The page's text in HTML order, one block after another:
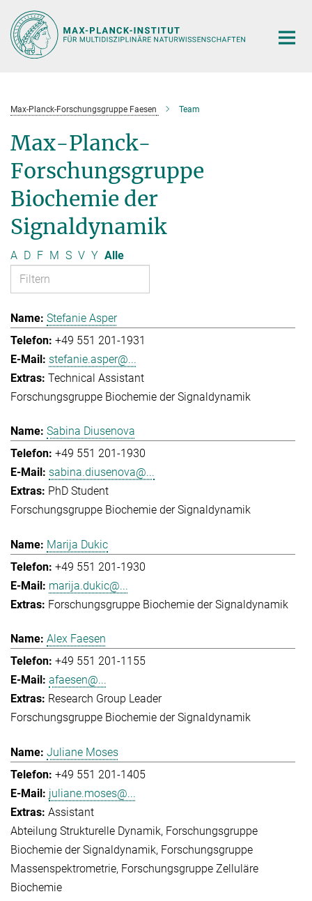
Hauptinhalt
Max-Planck-Forschungsgruppe Faesen Team
Max-Planck-
Forschungsgruppe
Biochemie der
Signaldynamik
A D F M S V Y Alle
Stefanie Asper
+49 551 201-1931
stefanie.asper@...
Technical Assistant
Forschungsgruppe Biochemie der Signaldynamik
Sabina Diusenova
+49 551 201-1930
sabina.diusenova@...
PhD Student
Forschungsgruppe Biochemie der Signaldynamik
Marija Dukic
+49 551 201-1930
marija.dukic@...
Forschungsgruppe Biochemie der Signaldynamik
Alex Faesen
+49 551 201-1155
afaesen@...
Research Group Leader
Forschungsgruppe Biochemie der Signaldynamik
Juliane Moses
+49 551 201-1405
juliane.moses@...
Assistant
Abteilung Strukturelle Dynamik Forschungsgruppe
Biochemie der Signaldynamik Forschungsgruppe
Massenspektrometrie Forschungsgruppe Zelluläre
Biochemie